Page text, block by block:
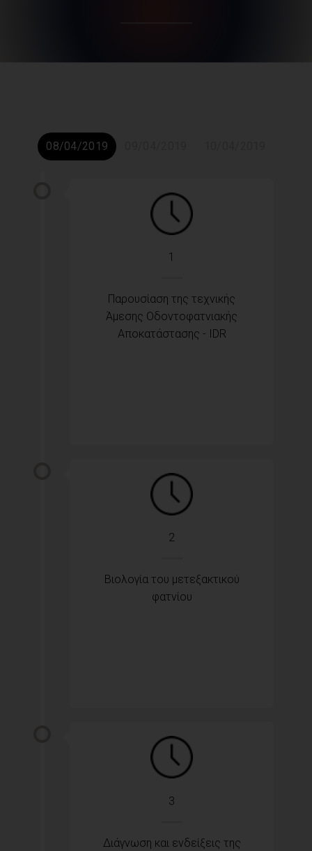
08/04/2019
1
Παρουσίαση της τεχνικής
Άμεσης Οδοντοφατνιακής
Αποκατάστασης - IDR
2
Βιολογία του μετεξακτικού
φατνίου
3
Διάγνωση και ενδείξεις της